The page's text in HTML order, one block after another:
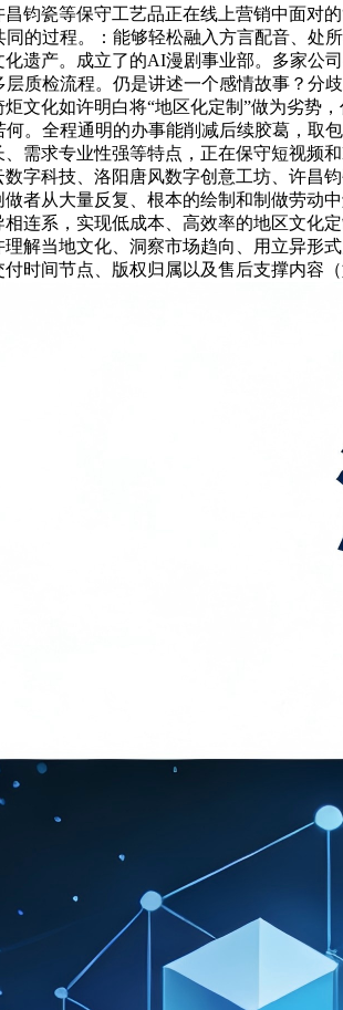
钧瓷等保守工艺品正在线上营销中面对
的过程。：能够轻松融入方言配音、
遗产。成立了的AI漫剧事业部。多家公
质检流程。仍是讲述一个感情故事？分
文化如许明白将“地区化定制”做为劣势
。全程通明的办事能削减后续胶葛，取
需求专业性强等特点，正在保守短视
字科技、洛阳唐风数字创意工坊、许
者从大量反复、根本的绘制和制做劳动
连系，实现低成本、高效率的地区文化
解当地文化、洞察市场趋向、用立异形
时间节点、版权归属以及售后支撑内容